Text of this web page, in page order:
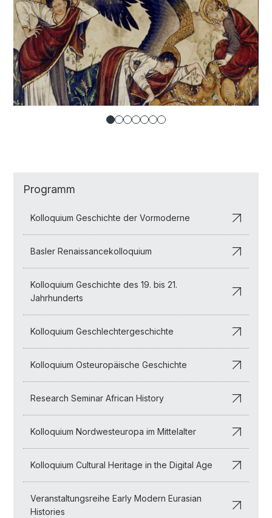
Programm
Kolloquium Geschichte der Vormoderne
Basler Renaissancekolloquium
Kolloquium Geschichte des 19. bis 21.
Jahrhunderts
Kolloquium Geschlechtergeschichte
Kolloquium Osteuropäische Geschichte
Research Seminar African History
Kolloquium Nordwesteuropa im Mittelalter
Kolloquium Cultural Heritage in the Digital Age
Veranstaltungsreihe Early Modern Eurasian
Histories